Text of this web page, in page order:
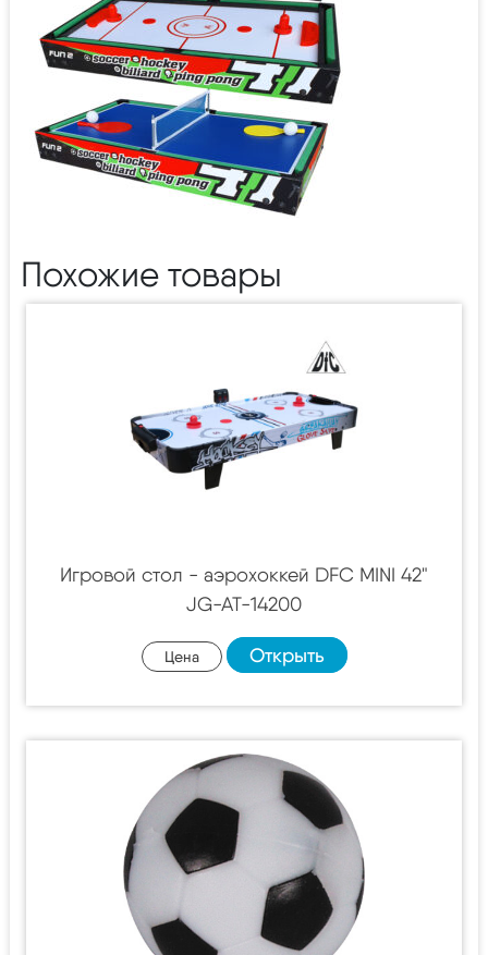
Похожие товары
Игровой стол - аэрохоккей DFC MINI 42"
JG-AT-14200
Цена Открыть